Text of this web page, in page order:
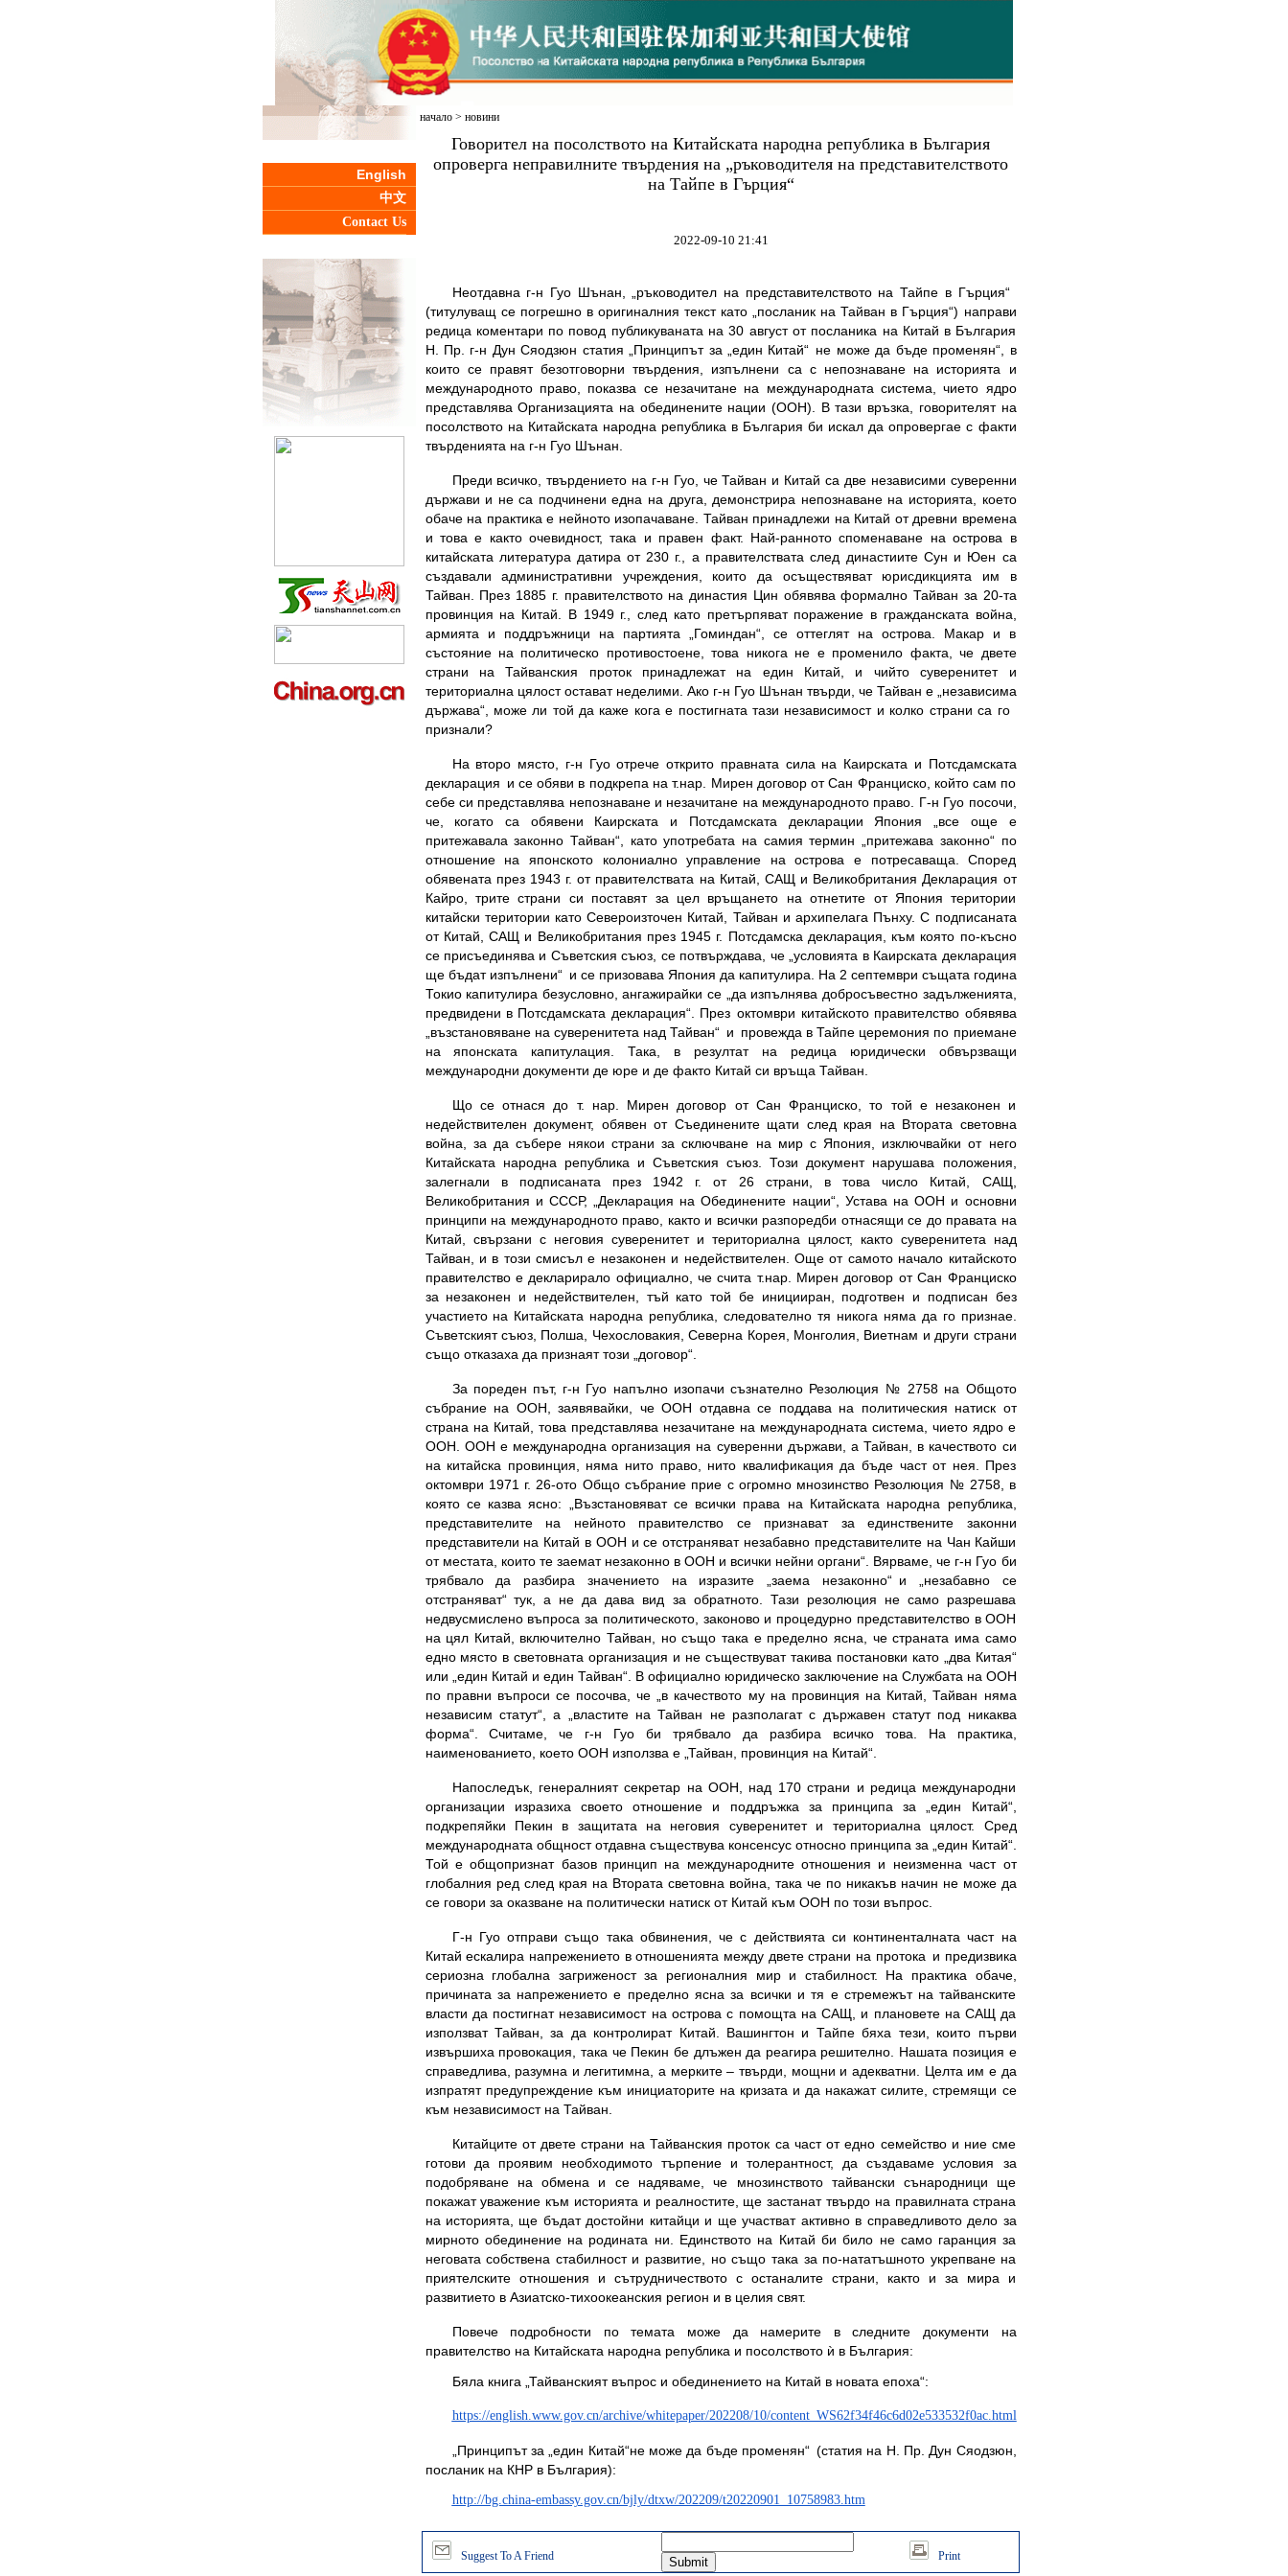
English
中文
Contact Us
начало> новини
Говорител на посолството на Китайската народна република в България
опроверга неправилните твърдения на „ръководителя на представителството
на Тайпе в Гърция“
2022-09-10 21:41
Неотдавна г-н Гуо Шънан, „ръководител на представителството на Тайпе в Гърция“
(титулуващ се погрешно в оригиналния текст като „посланик на Тайван в Гърция“) направи
редица коментари по повод публикуваната на 30 август от посланика на Китай в България
Н. Пр. г-н Дун Сяодзюн статия „Принципът за „един Китай“ не може да бъде променян“, в
които се правят безотговорни твърдения, изпълнени са с непознаване на историята и
международното право, показва се незачитане на международната система, чието ядро
представлява Организацията на обединените нации (ООН). В тази връзка, говорителят на
посолството на Китайската народна република в България би искал да опровергае с факти
твърденията на г-н Гуо Шънан.
Преди всичко, твърдението на г-н Гуо, че Тайван и Китай са две независими суверенни
държави и не са подчинени една на друга, демонстрира непознаване на историята, което
обаче на практика е нейното изопачаване. Тайван принадлежи на Китай от древни времена
и това е както очевидност, така и правен факт. Най-ранното споменаване на острова в
китайската литература датира от 230 г., а правителствата след династиите Сун и Юен са
създавали административни учреждения, които да осъществяват юрисдикцията им в
Тайван. През 1885 г. правителството на династия Цин обявява формално Тайван за 20-та
провинция на Китай. В 1949 г., след като претърпяват поражение в гражданската война,
армията и поддръжници на партията „Гоминдан“, се оттеглят на острова. Макар и в
състояние на политическо противостоене, това никога не е променило факта, че двете
страни на Тайванския проток принадлежат на един Китай, и чийто суверенитет и
териториална цялост остават неделими. Ако г-н Гуо Шънан твърди, че Тайван е „независима
държава“, може ли той да каже кога е постигната тази независимост и колко страни са го
признали?
На второ място, г-н Гуо отрече открито правната сила на Каирската и Потсдамската
декларация и се обяви в подкрепа на т.нар. Мирен договор от Сан Франциско, който сам по
себе си представлява непознаване и незачитане на международното право. Г-н Гуо посочи,
че, когато са обявени Каирската и Потсдамската декларации Япония „все още е
притежавала законно Тайван“, като употребата на самия термин „притежава законно“ по
отношение на японското колониално управление на острова е потресаваща. Според
обявената през 1943 г. от правителствата на Китай, САЩ и Великобритания Декларация от
Кайро, трите страни си поставят за цел връщането на отнетите от Япония територии
китайски територии като Североизточен Китай, Тайван и архипелага Пънху. С подписаната
от Китай, САЩ и Великобритания през 1945 г. Потсдамска декларация, към която по-късно
се присъединява и Съветския съюз, се потвърждава, че „условията в Каирската декларация
ще бъдат изпълнени“ и се призовава Япония да капитулира. На 2 септември същата година
Токио капитулира безусловно, ангажирайки се „да изпълнява добросъвестно задълженията,
предвидени в Потсдамската декларация“. През октомври китайското правителство обявява
„възстановяване на суверенитета над Тайван“ и провежда в Тайпе церемония по приемане
на японската капитулация. Така, в резултат на редица юридически обвързващи
международни документи де юре и де факто Китай си връща Тайван.
Що се отнася до т. нар. Мирен договор от Сан Франциско, то той е незаконен и
недействителен документ, обявен от Съединените щати след края на Втората световна
война, за да събере някои страни за сключване на мир с Япония, изключвайки от него
Китайската народна република и Съветския съюз. Този документ нарушава положения,
залегнали в подписаната през 1942 г. от 26 страни, в това число Китай, САЩ,
Великобритания и СССР, „Декларация на Обединените нации“, Устава на ООН и основни
принципи на международното право, както и всички разпоредби отнасящи се до правата на
Китай, свързани с неговия суверенитет и териториална цялост, както суверенитета над
Тайван, и в този смисъл е незаконен и недействителен. Още от самото начало китайското
правителство е декларирало официално, че счита т.нар. Мирен договор от Сан Франциско
за незаконен и недействителен, тъй като той бе иницииран, подготвен и подписан без
участието на Китайската народна република, следователно тя никога няма да го признае.
Съветският съюз, Полша, Чехословакия, Северна Корея, Монголия, Виетнам и други страни
също отказаха да признаят този „договор“.
За пореден път, г-н Гуо напълно изопачи съзнателно Резолюция № 2758 на Общото
събрание на ООН, заявявайки, че ООН отдавна се поддава на политическия натиск от
страна на Китай, това представлява незачитане на международната система, чието ядро е
ООН. ООН е международна организация на суверенни държави, а Тайван, в качеството си
на китайска провинция, няма нито право, нито квалификация да бъде част от нея. През
октомври 1971 г. 26-ото Общо събрание прие с огромно мнозинство Резолюция № 2758, в
която се казва ясно: „Възстановяват се всички права на Китайската народна република,
представителите на нейното правителство се признават за единствените законни
представители на Китай в ООН и се отстраняват незабавно представителите на Чан Кайши
от местата, които те заемат незаконно в ООН и всички нейни органи“. Вярваме, че г-н Гуо би
трябвало да разбира значението на изразите „заема незаконно“ и „незабавно се
отстраняват“ тук, а не да дава вид за обратното. Тази резолюция не само разрешава
недвусмислено въпроса за политическото, законово и процедурно представителство в ООН
на цял Китай, включително Тайван, но също така е пределно ясна, че страната има само
едно място в световната организация и не съществуват такива постановки като „два Китая“
или „един Китай и един Тайван“. В официално юридическо заключение на Службата на ООН
по правни въпроси се посочва, че „в качеството му на провинция на Китай, Тайван няма
независим статут“, а „властите на Тайван не разполагат с държавен статут под никаква
форма“. Считаме, че г-н Гуо би трябвало да разбира всичко това. На практика,
наименованието, което ООН използва е „Тайван, провинция на Китай“.
Напоследък, генералният секретар на ООН, над 170 страни и редица международни
организации изразиха своето отношение и поддръжка за принципа за „един Китай“,
подкрепяйки Пекин в защитата на неговия суверенитет и териториална цялост. Сред
международната общност отдавна съществува консенсус относно принципа за „един Китай“.
Той е общопризнат базов принцип на международните отношения и неизменна част от
глобалния ред след края на Втората световна война, така че по никакъв начин не може да
се говори за оказване на политически натиск от Китай към ООН по този въпрос.
Г-н Гуо отправи също така обвинения, че с действията си континенталната част на
Китай ескалира напрежението в отношенията между двете страни на протока и предизвика
сериозна глобална загриженост за регионалния мир и стабилност. На практика обаче,
причината за напрежението е пределно ясна за всички и тя е стремежът на тайванските
власти да постигнат независимост на острова с помощта на САЩ, и плановете на САЩ да
използват Тайван, за да контролират Китай. Вашингтон и Тайпе бяха тези, които първи
извършиха провокация, така че Пекин бе длъжен да реагира решително. Нашата позиция е
справедлива, разумна и легитимна, а мерките – твърди, мощни и адекватни. Целта им е да
изпратят предупреждение към инициаторите на кризата и да накажат силите, стремящи се
към независимост на Тайван.
Китайците от двете страни на Тайванския проток са част от едно семейство и ние сме
готови да проявим необходимото търпение и толерантност, да създаваме условия за
подобряване на обмена и се надяваме, че мнозинството тайвански сънародници ще
покажат уважение към историята и реалностите, ще застанат твърдо на правилната страна
на историята, ще бъдат достойни китайци и ще участват активно в справедливото дело за
мирното обединение на родината ни. Единството на Китай би било не само гаранция за
неговата собствена стабилност и развитие, но също така за по-нататъшното укрепване на
приятелските отношения и сътрудничеството с останалите страни, както и за мира и
развитието в Азиатско-тихоокеанския регион и в целия свят.
Повече подробности по темата може да намерите в следните документи на
правителство на Китайската народна република и посолството ѝ в България:
Бяла книга „Тайванският въпрос и обединението на Китай в новата епоха“:
https://english.www.gov.cn/archive/whitepaper/202208/10/content_WS62f34f46c6d02e533532f0ac.html
„Принципът за „един Китай“не може да бъде променян“ (статия на Н. Пр. Дун Сяодзюн,
посланик на КНР в България):
http://bg.china-embassy.gov.cn/bjly/dtxw/202209/t20220901_10758983.htm
Suggest To A Friend Print